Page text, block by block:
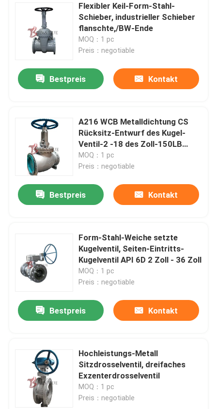
Flexibler Keil-Form-Stahl-
Schieber, industrieller Schieber
flanschte,/BW-Ende
MOQ：1 pc
Preis：negotiable
Bestpreis Kontakt
A216 WCB Metalldichtung CS
Rücksitz-Entwurf des Kugel-
Ventil-2 -18 des Zoll-150LB
J40H
MOQ：1 pc
Preis：negotiable
Bestpreis Kontakt
Form-Stahl-Weiche setzte
Kugelventil, Seiten-Eintritts-
Kugelventil API 6D 2 Zoll - 36 Zoll
MOQ：1 pc
Preis：negotiable
Bestpreis Kontakt
Hochleistungs-Metall
Sitzdrosselventil, dreifaches
Exzenterdrosselventil
MOQ：1 pc
Preis：negotiable